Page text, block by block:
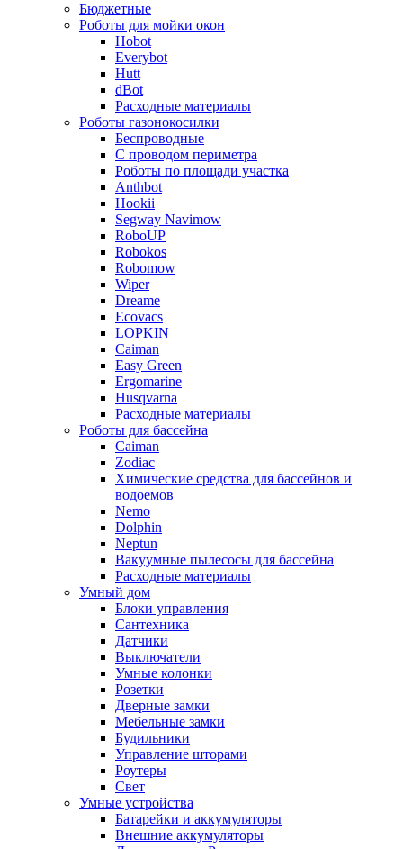
Бюджетные
Роботы для мойки окон
Hobot
Everybot
Hutt
dBot
Расходные материалы
Роботы газонокосилки
Беспроводные
С проводом периметра
Роботы по площади участка
Anthbot
Hookii
Segway Navimow
RoboUP
Robokos
Robomow
Wiper
Dreame
Ecovacs
LOPKIN
Caiman
Easy Green
Ergomarine
Husqvarna
Расходные материалы
Роботы для бассейна
Caiman
Zodiac
Химические средства для бассейнов и
водоемов
Nemo
Dolphin
Neptun
Вакуумные пылесосы для бассейна
Расходные материалы
Умный дом
Блоки управления
Сантехника
Датчики
Выключатели
Умные колонки
Розетки
Дверные замки
Мебельные замки
Будильники
Управление шторами
Роутеры
Свет
Умные устройства
Батарейки и аккумуляторы
Внешние аккумуляторы